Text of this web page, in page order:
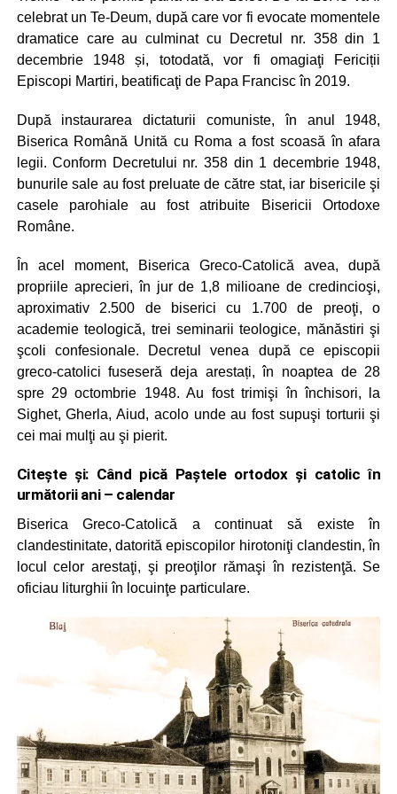
celebrat un Te-Deum, după care vor fi evocate momentele
dramatice care au culminat cu Decretul nr. 358 din 1
decembrie 1948 și, totodată, vor fi omagiaţi Fericiții
Episcopi Martiri, beatificaţi de Papa Francisc în 2019.
După instaurarea dictaturii comuniste, în anul 1948,
Biserica Română Unită cu Roma a fost scoasă în afara
legii. Conform Decretului nr. 358 din 1 decembrie 1948,
bunurile sale au fost preluate de către stat, iar bisericile şi
casele parohiale au fost atribuite Bisericii Ortodoxe
Române.
În acel moment, Biserica Greco-Catolică avea, după
propriile aprecieri, în jur de 1,8 milioane de credincioşi,
aproximativ 2.500 de biserici cu 1.700 de preoţi, o
academie teologică, trei seminarii teologice, mănăstiri şi
şcoli confesionale. Decretul venea după ce episcopii
greco-catolici fuseseră deja arestați, în noaptea de 28
spre 29 octombrie 1948. Au fost trimişi în închisori, la
Sighet, Gherla, Aiud, acolo unde au fost supuşi torturii şi
cei mai mulţi au şi pierit.
Citește și: Când pică Paștele ortodox și catolic în
următorii ani – calendar
Biserica Greco-Catolică a continuat să existe în
clandestinitate, datorită episcopilor hirotoniţi clandestin, în
locul celor arestaţi, şi preoţilor rămaşi în rezistenţă. Se
oficiau liturghii în locuinţe particulare.